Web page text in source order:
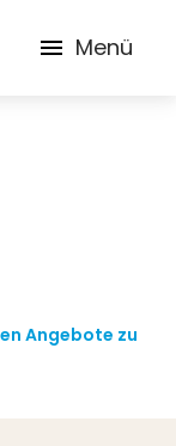
Menü
Angebote zu